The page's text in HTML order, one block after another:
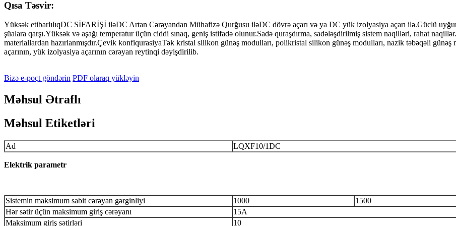
Qısa Təsvir:
Yüksək etibarlılıqDC SİFARİŞİ iləDC Artan Cərəyandan Mühafizə Qurğusu iləDC dövrə açarı və ya DC yük izolyasiya açarı ilə.Güclü
şüalara qarşı.Yüksək və aşağı temperatur üçün ciddi sınaq, geniş istifadə olunur.Sadə quraşdırma, sadələşdirilmiş sistem naqilləri, rahat
materiallardan hazırlanmışdır.Çevik konfiqurasiyaTək kristal silikon günəş modulları, polikristal silikon günəş modulları, nazik təbəqəli
açarının, yük izolyasiya açarının cərəyan reytinqi dəyişdirilib.
Bizə e-poçt göndərin PDF olaraq yükləyin
Məhsul Ətraflı
Məhsul Etiketləri
Ad LQXF10/1DC
Elektrik parametr
Sistemin maksimum sabit cərəyan gərginliyi 1000
1500
Hər sətir üçün maksimum giriş cərəyanı
15A
Maksimum giriş sətirləri
10